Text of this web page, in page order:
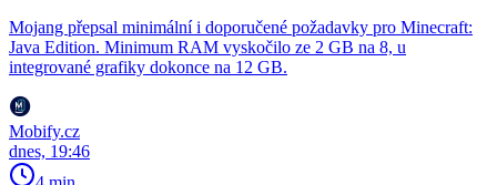
Mojang přepsal minimální i doporučené požadavky pro Minecraft:
Java Edition. Minimum RAM vyskočilo ze 2 GB na 8, u
integrované grafiky dokonce na 12 GB.
Mobify.cz
dnes, 19:46